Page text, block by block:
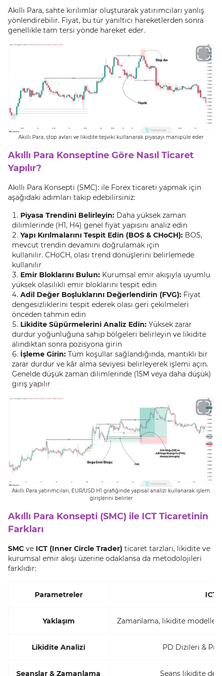
Akıllı Para, sahte kırılımlar oluşturarak yatırımcıları yanlış
yönlendirebilir. Fiyat, bu tür yanıltıcı hareketlerden sonra
genellikle tam tersi yönde hareket eder.
Akıllı Para, stop avları ve likidite teşviki kullanarak piyasayı manipüle eder
Akıllı Para Konseptine Göre Nasıl Ticaret
Yapılır?
Akıllı Para Konsepti (SMC): ile Forex ticareti yapmak için
aşağıdaki adımları takip edebilirsiniz:
Piyasa Trendini Belirleyin: Daha yüksek zaman
dilimlerinde (H1, H4) genel fiyat yapısını analiz edin
Yapı Kırılmalarını Tespit Edin (BOS & CHoCH): BOS,
mevcut trendin devamını doğrulamak için
kullanılır. CHoCH, olası trend dönüşlerini belirlemede
kullanılır
Emir Bloklarını Bulun: Kurumsal emir akışıyla uyumlu
yüksek olasılıklı emir bloklarını tespit edin
Adil Değer Boşluklarını Değerlendirin (FVG): Fiyat
dengesizliklerini tespit ederek olası geri çekilmeleri
önceden tahmin edin
Likidite Süpürmelerini Analiz Edin: Yüksek zarar
durdur yoğunluğuna sahip bölgeleri belirleyin ve likidite
alındıktan sonra pozisyona girin
İşleme Girin: Tüm koşullar sağlandığında, mantıklı bir
zarar durdur ve kâr alma seviyesi belirleyerek işlemi açın.
Genelde düşük zaman dilimlerinde (15M veya daha düşük)
giriş yapılır
Akıllı Para yatırımcıları, EUR/USD H1 grafiğinde yapısal analizi kullanarak işlem
girişlerini belirler
Akıllı Para Konsepti (SMC) ile ICT Ticaretinin
Farkları
SMC ve ICT (Inner Circle Trader) ticaret tarzları, likidite ve
kurumsal emir akışı üzerine odaklansa da metodolojileri
farklıdır:
Parametreler ICT
Yaklaşım Zamanlama, likidite modelleri
Likidite Analizi PD Dizileri &
Seanslar & Zamanlama Seans likidite